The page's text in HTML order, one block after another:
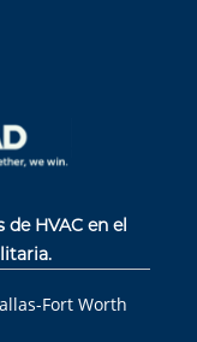
HVAC en el
Fort Worth